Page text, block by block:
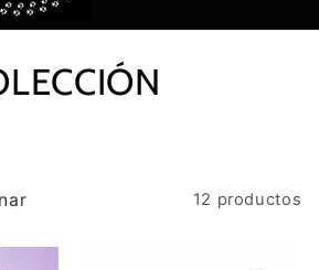
12 productos